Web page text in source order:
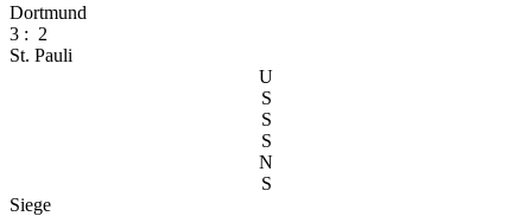
Dortmund
3 : 2
St. Pauli
U
S
S
S
N
S
Siege